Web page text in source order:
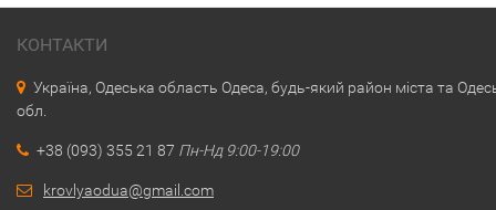
КОНТАКТИ
Україна, Одеська область Одеса, будь-який район міста та
обл.
+38 (093) 355 21 87 Пн-Нд 9:00-19:00
krovlyaodua@gmail.com